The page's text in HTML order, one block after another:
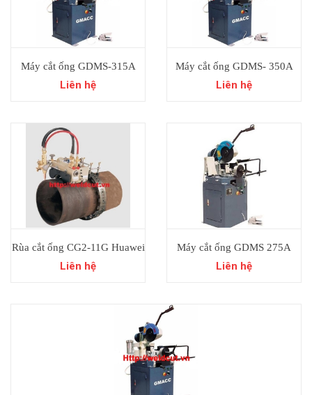
Máy cắt ống GDMS-315A
Liên hệ
Máy cắt ống GDMS- 350A
Liên hệ
Rùa cắt ống CG2-11G Huawei
Liên hệ
Máy cắt ống GDMS 275A
Liên hệ